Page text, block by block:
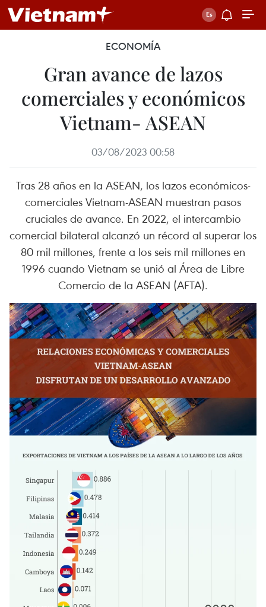
ECONOMÍA
Gran avance de lazos
comerciales y económicos
Vietnam- ASEAN
03/08/2023 00:58
Tras 28 años en la ASEAN, los lazos económicos-
comerciales Vietnam-ASEAN muestran pasos
cruciales de avance. En 2022, el intercambio
comercial bilateral alcanzó un récord al superar los
80 mil millones, frente a los seis mil millones en
1996 cuando Vietnam se unió al Área de Libre
Comercio de la ASEAN (AFTA).